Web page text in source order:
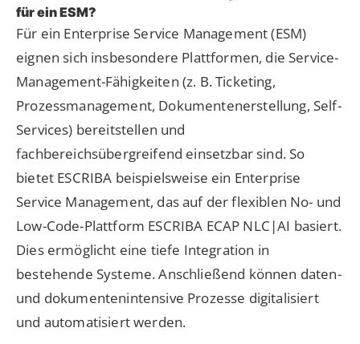
für ein ESM?
Für ein Enterprise Service Management (ESM)
eignen sich insbesondere Plattformen, die Service-
Management-Fähigkeiten (z. B. Ticketing,
Prozessmanagement, Dokumentenerstellung, Self-
Services) bereitstellen und
fachbereichsübergreifend einsetzbar sind. So
bietet ESCRIBA beispielsweise ein Enterprise
Service Management, das auf der flexiblen No- und
Low-Code-Plattform ESCRIBA ECAP NLC|AI basiert.
Dies ermöglicht eine tiefe Integration in
bestehende Systeme. Anschließend können daten-
und dokumentenintensive Prozesse digitalisiert
und automatisiert werden.